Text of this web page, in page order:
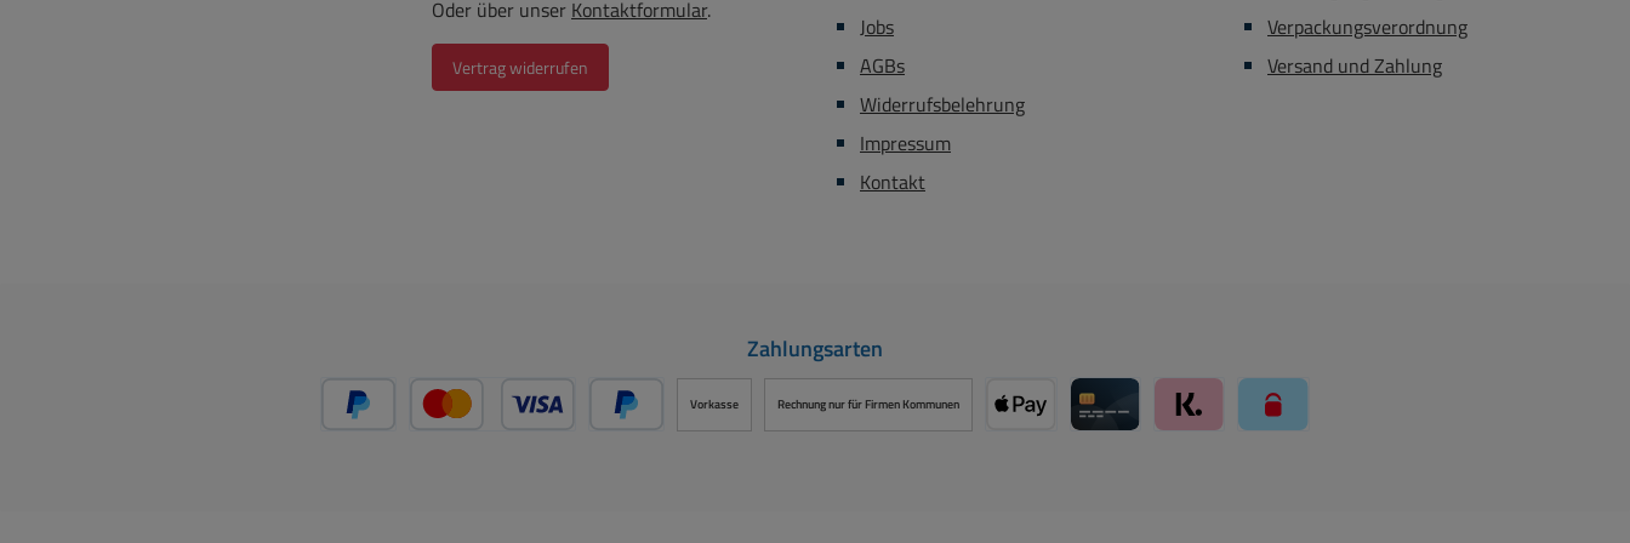
Oder über unser Kontaktformular.
Vertrag widerrufen
Jobs
AGBs
Widerrufsbelehrung
Impressum
Kontakt
Verpackungsverordnung
Versand und Zahlung
Zahlungsarten
Vorkasse Rechnung nur für Firmen Kommunen